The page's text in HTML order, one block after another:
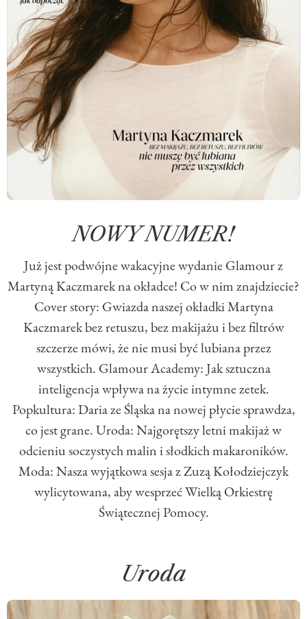
NOWY NUMER!
Już jest podwójne wakacyjne wydanie Glamour z
Martyną Kaczmarek na okładce! Co w nim znajdziecie?
Cover story: Gwiazda naszej okładki Martyna
Kaczmarek bez retuszu, bez makijażu i bez filtrów
szczerze mówi, że nie musi być lubiana przez
wszystkich. Glamour Academy: Jak sztuczna
inteligencja wpływa na życie intymne zetek.
Popkultura: Daria ze Śląska na nowej płycie sprawdza,
co jest grane. Uroda: Najgorętszy letni makijaż w
odcieniu soczystych malin i słodkich makaroników.
Moda: Nasza wyjątkowa sesja z Zuzą Kołodziejczyk
wylicytowana, aby wesprzeć Wielką Orkiestrę
Świątecznej Pomocy.
Uroda